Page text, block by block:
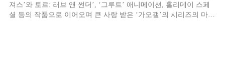
져스’와 토르: 러브 앤 썬더’, ‘그루트’ 애니메이션, 홀리데이 스페
셜 등의 작품으로 이어오며 큰 사랑 받은 ‘가오갤’의 시리즈의 마지